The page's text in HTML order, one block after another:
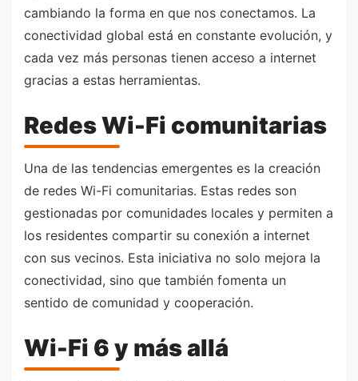
cambiando la forma en que nos conectamos. La
conectividad global está en constante evolución, y
cada vez más personas tienen acceso a internet
gracias a estas herramientas.
Redes Wi-Fi comunitarias
Una de las tendencias emergentes es la creación
de redes Wi-Fi comunitarias. Estas redes son
gestionadas por comunidades locales y permiten a
los residentes compartir su conexión a internet
con sus vecinos. Esta iniciativa no solo mejora la
conectividad, sino que también fomenta un
sentido de comunidad y cooperación.
Wi-Fi 6 y más allá